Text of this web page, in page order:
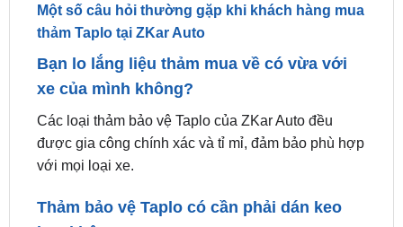
Bạn lo lắng liệu thảm mua về có vừa với
xe của mình không?
Các loại thảm bảo vệ Taplo của ZKar Auto đều
được gia công chính xác và tỉ mỉ, đảm bảo phù hợp
với mọi loại xe.
Thảm bảo vệ Taplo có cần phải dán keo
Mặt đáy của thảm Taplo Nissan Terra 2015-